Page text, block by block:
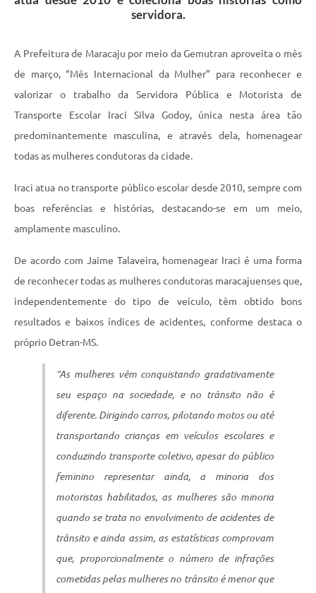
Decorrência de COVID-19 Educação - Adesão ao
Downloads
Telefones Úteis
servidora.
A Prefeitura de Maracaju por meio da Gemutran aproveita o mês
de março, “Mês Internacional da Mulher” para reconhecer e
valorizar o trabalho da Servidora Pública e Motorista de
Transporte Escolar Iraci Silva Godoy, única nesta área tão
predominantemente masculina, e através dela, homenagear
todas as mulheres condutoras da cidade.
Iraci atua no transporte público escolar desde 2010, sempre com
boas referências e histórias, destacando-se em um meio,
amplamente masculino.
De acordo com Jaime Talaveira, homenagear Iraci é uma forma
de reconhecer todas as mulheres condutoras maracajuenses que,
independentemente do tipo de veículo, têm obtido bons
resultados e baixos índices de acidentes, conforme destaca o
próprio Detran-MS.
“As mulheres vêm conquistando gradativamente
seu espaço na sociedade, e no trânsito não é
diferente. Dirigindo carros, pilotando motos ou até
transportando crianças em veículos escolares e
conduzindo transporte coletivo, apesar do público
feminino representar ainda, a minoria dos
motoristas habilitados, as mulheres são minoria
quando se trata no envolvimento de acidentes de
trânsito e ainda assim, as estatísticas comprovam
que, proporcionalmente o número de infrações
cometidas pelas mulheres no trânsito é menor que